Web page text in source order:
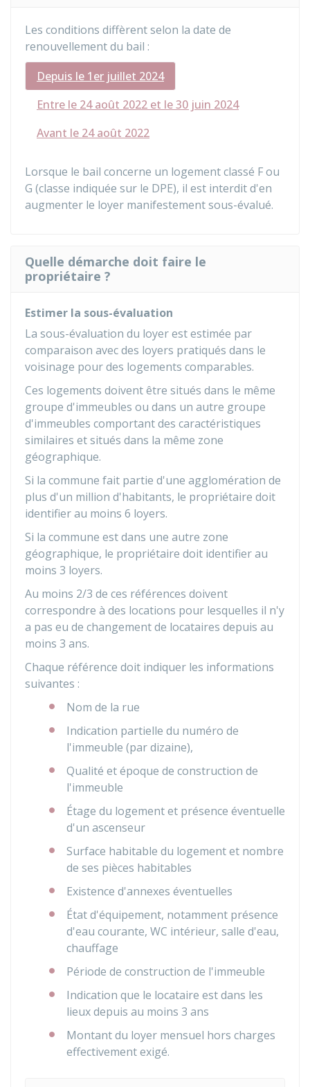
Les conditions diffèrent selon la date de
renouvellement du bail :
Depuis le 1er juillet 2024
Entre le 24 août 2022 et le 30 juin 2024
Avant le 24 août 2022
Lorsque le bail concerne un logement classé F ou
G (classe indiquée sur le DPE), il est interdit d'en
augmenter le loyer manifestement sous-évalué.
Quelle démarche doit faire le
propriétaire ?
Estimer la sous-évaluation
La sous-évaluation du loyer est estimée par
comparaison avec des loyers pratiqués dans le
voisinage pour des logements comparables.
Ces logements doivent être situés dans le même
groupe d'immeubles ou dans un autre groupe
d'immeubles comportant des caractéristiques
similaires et situés dans la même zone
géographique.
Si la commune fait partie d'une agglomération de
plus d'un million d'habitants, le propriétaire doit
identifier au moins 6 loyers.
Si la commune est dans une autre zone
géographique, le propriétaire doit identifier au
moins 3 loyers.
Au moins 2/3 de ces références doivent
correspondre à des locations pour lesquelles il n'y
a pas eu de changement de locataires depuis au
moins 3 ans.
Chaque référence doit indiquer les informations
suivantes :
Nom de la rue
Indication partielle du numéro de
l'immeuble (par dizaine),
Qualité et époque de construction de
l'immeuble
Étage du logement et présence éventuelle
d'un ascenseur
Surface habitable du logement et nombre
de ses pièces habitables
Existence d'annexes éventuelles
État d'équipement, notamment présence
d'eau courante, WC intérieur, salle d'eau,
chauffage
Période de construction de l'immeuble
Indication que le locataire est dans les
lieux depuis au moins 3 ans
Montant du loyer mensuel hors charges
effectivement exigé.